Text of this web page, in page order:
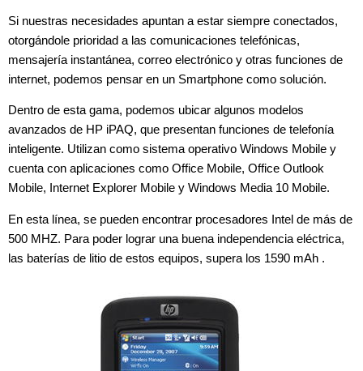
Si nuestras necesidades apuntan a estar siempre conectados,
otorgándole prioridad a las comunicaciones telefónicas,
mensajería instantánea, correo electrónico y otras funciones de
internet, podemos pensar en un Smartphone como solución.
Dentro de esta gama, podemos ubicar algunos modelos
avanzados de HP iPAQ, que presentan funciones de telefonía
inteligente. Utilizan como sistema operativo Windows Mobile y
cuenta con aplicaciones como Office Mobile, Office Outlook
Mobile, Internet Explorer Mobile y Windows Media 10 Mobile.
En esta línea, se pueden encontrar procesadores Intel de más de
500 MHZ. Para poder lograr una buena independencia eléctrica,
las baterías de litio de estos equipos, supera los 1590 mAh .